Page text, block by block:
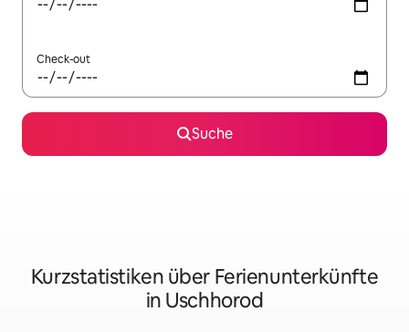
Check-out
Suche
Kurzstatistiken über Ferienunterkünfte
in Uschhorod